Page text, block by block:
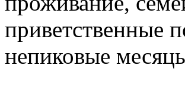
приветственные
непиковые